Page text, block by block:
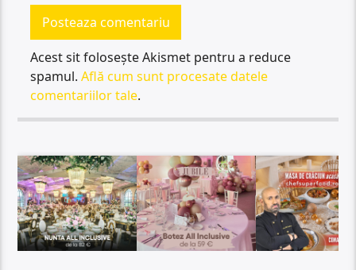
Acest sit folosește Akismet pentru a reduce
spamul.Află cum sunt procesate datele
comentariilor tale.